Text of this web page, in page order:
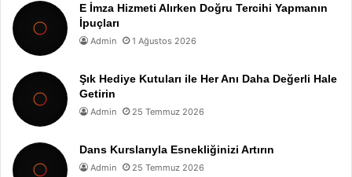
E İmza Hizmeti Alırken Doğru Tercihi Yapmanın
İpuçları
Admin 1 Ağustos 2026
Şık Hediye Kutuları ile Her Anı Daha Değerli Hale
Getirin
Admin 25 Temmuz 2026
Dans Kurslarıyla Esnekliğinizi Artırın
Admin 25 Temmuz 2026